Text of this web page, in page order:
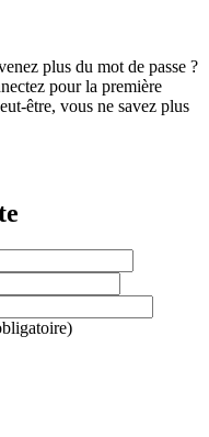
plus du mot de passe ?
pour la première
être, vous ne savez plus